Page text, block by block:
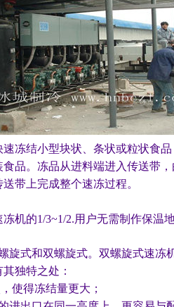
冻结小型块状、条状或粒状食
品。冻品从进料端进入传送带
带上完成整个速冻过程。
机的1/3~1/2.用户无需制作保温
式和双螺旋式。双螺旋式速冻
独特之处：
使得冻结量更大；